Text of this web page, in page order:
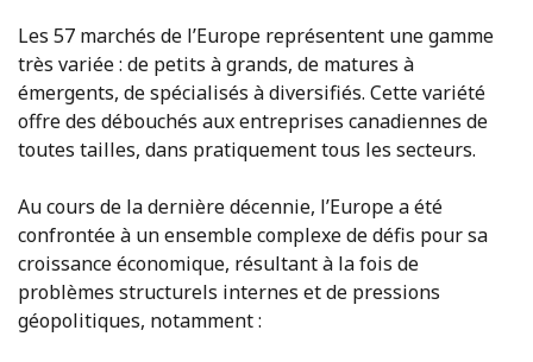
Les 57 marchés de l’Europe représentent une gamme
très variée : de petits à grands, de matures à
émergents, de spécialisés à diversifiés. Cette variété
offre des débouchés aux entreprises canadiennes de
toutes tailles, dans pratiquement tous les secteurs.
Au cours de la dernière décennie, l’Europe a été
confrontée à un ensemble complexe de défis pour sa
croissance économique, résultant à la fois de
problèmes structurels internes et de pressions
géopolitiques, notamment :